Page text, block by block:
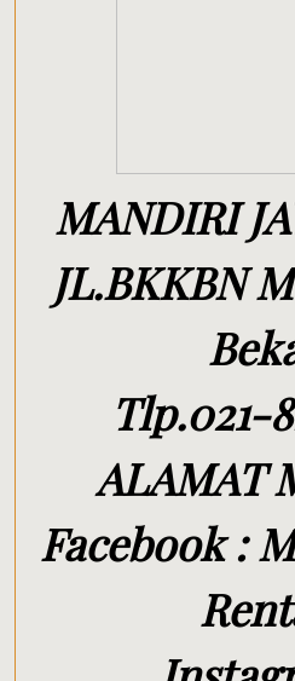
MANDIRI
JL.BKKBN
Tlp.021-
ALAMAT
Facebook :